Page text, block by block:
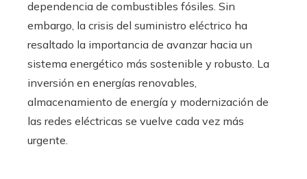
dependencia de combustibles fósiles. Sin
embargo, la crisis del suministro eléctrico ha
resaltado la importancia de avanzar hacia un
sistema energético más sostenible y robusto. La
inversión en energías renovables,
almacenamiento de energía y modernización de
las redes eléctricas se vuelve cada vez más
urgente.